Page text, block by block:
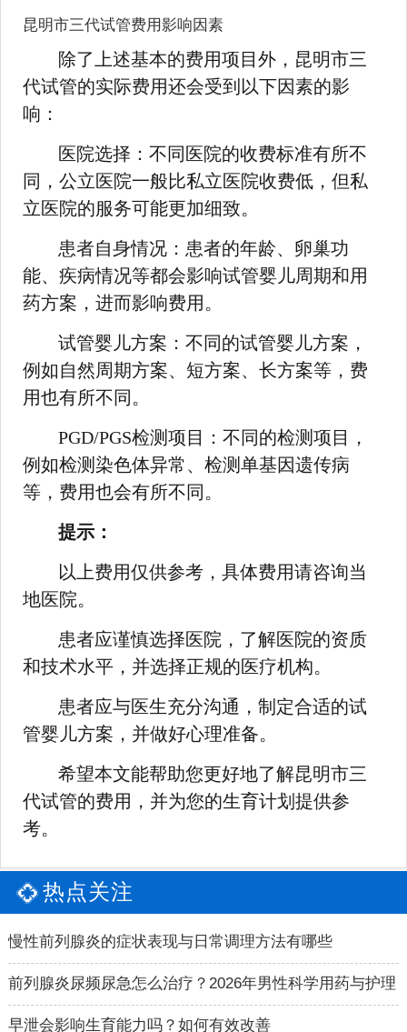
昆明市三代试管费用影响因素
除了上述基本的费用项目外，昆明市三
代试管的实际费用还会受到以下因素的影
响：
医院选择：不同医院的收费标准有所不
同，公立医院一般比私立医院收费低，但私
立医院的服务可能更加细致。
患者自身情况：患者的年龄、卵巢功
能、疾病情况等都会影响试管婴儿周期和用
药方案，进而影响费用。
试管婴儿方案：不同的试管婴儿方案，
例如自然周期方案、短方案、长方案等，费
用也有所不同。
PGD/PGS检测项目：不同的检测项目，
例如检测染色体异常、检测单基因遗传病
等，费用也会有所不同。
提示：
以上费用仅供参考，具体费用请咨询当
地医院。
患者应谨慎选择医院，了解医院的资质
和技术水平，并选择正规的医疗机构。
患者应与医生充分沟通，制定合适的试
管婴儿方案，并做好心理准备。
希望本文能帮助您更好地了解昆明市三
代试管的费用，并为您的生育计划提供参
考。
热点关注
慢性前列腺炎的症状表现与日常调理方法有哪些
前列腺炎尿频尿急怎么治疗？2026年男性科学用药与护理
指南
早泄会影响生育能力吗？如何有效改善